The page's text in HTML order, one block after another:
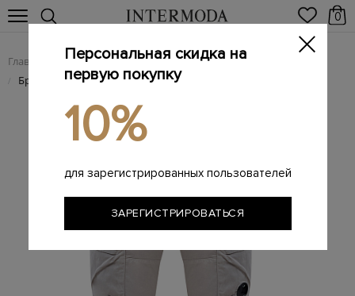
0
Главная Мужчинам / Одежда / Мужские брюки
/ Брендовые мужские брюки
Персональная скидка на
первую покупку
10%
для зарегистрированных пользователей
ЗАРЕГИСТРИРОВАТЬСЯ